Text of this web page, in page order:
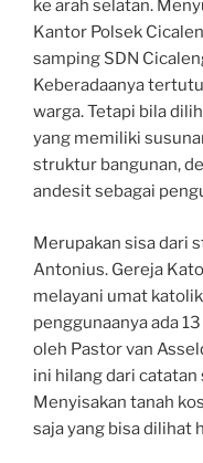
ke arah selatan.
Kantor Polsek
samping SDN
Keberadaanya
warga. Tetapi bila
yang memiliki
struktur bangunan,
andesit sebagai
Merupakan sisa dari
Antonius. Gereja
melayani umat
penggunaanya ada
oleh Pastor van
ini hilang dari
Menyisakan tanah
saja yang bisa dilihat